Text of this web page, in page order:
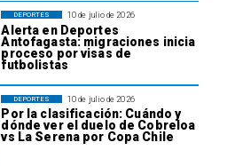
10 de julio de 2026
Alerta en Deportes
Antofagasta: migraciones inicia
proceso por visas de
futbolistas
DEPORTES
10 de julio de 2026
Por la clasificación: Cuándo y
dónde ver el duelo de Cobreloa
vs La Serena por Copa Chile
DEPORTES